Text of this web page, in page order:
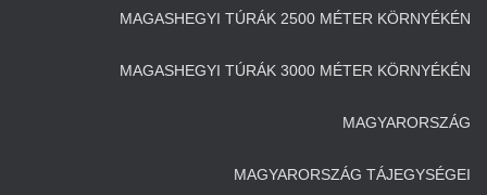
MAGASHEGYI TÚRÁK 2500 MÉTER KÖRNYÉKÉN
MAGASHEGYI TÚRÁK 3000 MÉTER KÖRNYÉKÉN
MAGYARORSZÁG
MAGYARORSZÁG TÁJEGYSÉGEI